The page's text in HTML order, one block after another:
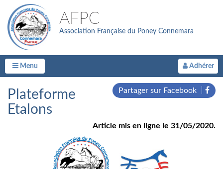
AFPC
Association Française du Poney Connemara
Menu Adhérer
Partager sur Facebook
Plateforme
Etalons
Article mis en ligne le 31/05/2020.